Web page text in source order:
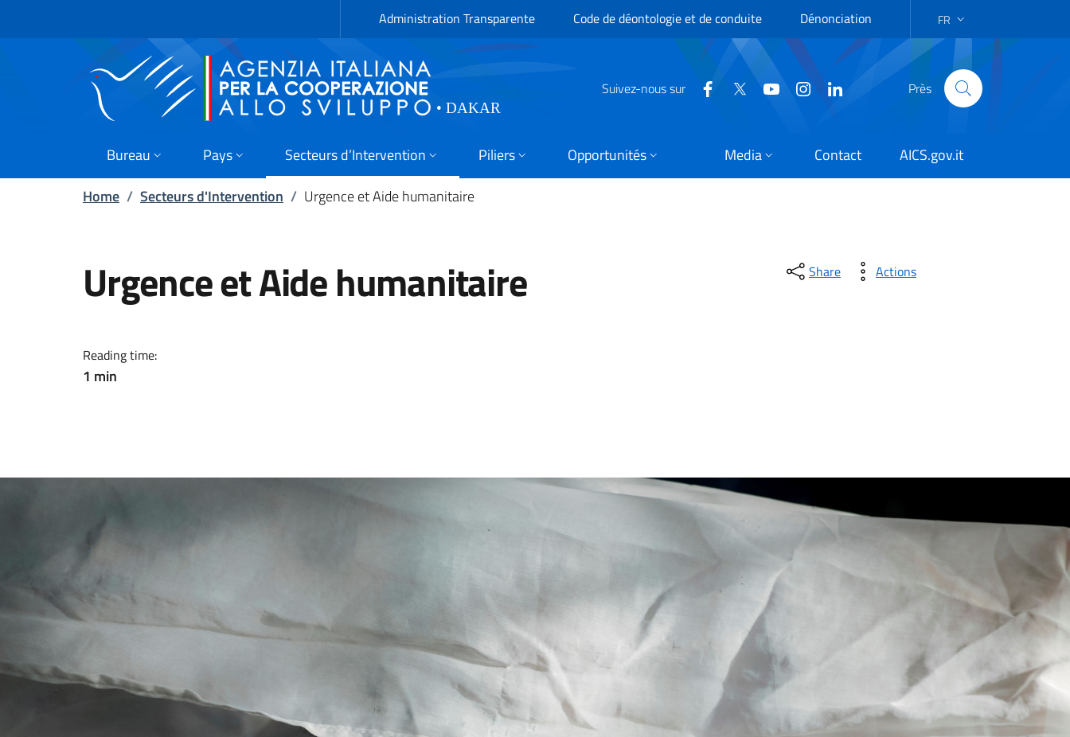
Administration Transparente Code de déontologie et de conduite Dénonciation LANGUAGE SELECTION: FR
FR
Suivez-nous sur Près
Bureau Pays Secteurs d’Intervention Piliers Opportunités Media Contact
AICS.gov.it
Home / Secteurs d'Intervention / Urgence et Aide humanitaire
Urgence et Aide humanitaire
Reading time:
1 min
Share Actions